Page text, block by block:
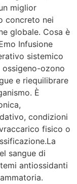
miglior
concreto nei
globale. Cosa è
Infusione
sistemico
ozono
e riequilibrare
È
condizioni
fisico o
sangue di
antiossidanti